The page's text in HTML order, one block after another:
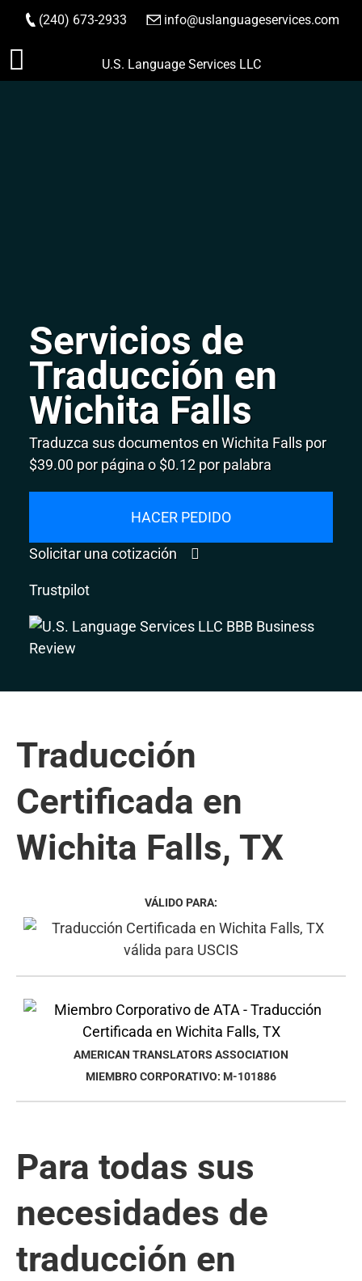
Saltar
(240) 673-2933 info@uslanguageservices.com
HACER PEDIDO
U.S. Language Services LLC
Servicios de
Traducción en
Wichita Falls
Traduzca sus documentos en Wichita Falls por
$39.00 por página o $0.12 por palabra
HACER PEDIDO
Solicitar una cotización
Trustpilot
Traducción
Certificada en
Wichita Falls, TX
VÁLIDO PARA:
AMERICAN TRANSLATORS ASSOCIATION
MIEMBRO CORPORATIVO: M-101886
Para todas sus
necesidades de
traducción en